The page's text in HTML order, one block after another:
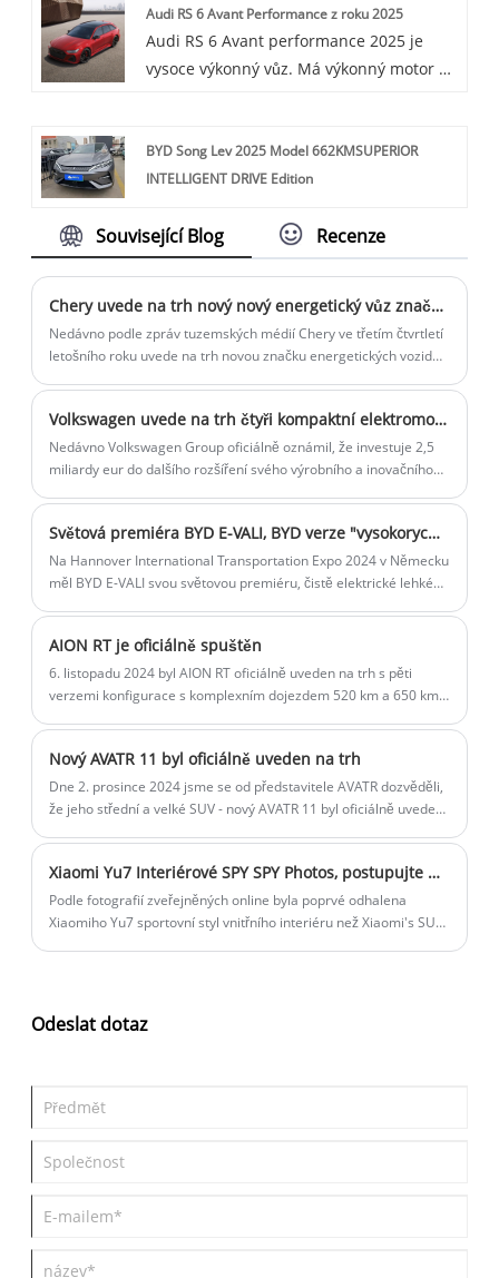
je nový čistě elektrický luxusní sedan,
který se Mercedes Benz chystá uvést na
trh, poskytující pokročilé elektrické
elektrických vozidel Mercedes Benz.
Audi RS 6 Avant Performance z roku 2025
Audi RS 6 Avant performance 2025 je
vysoce výkonný vůz. Má výkonný motor V8
nabízí různé stylové a výkonové balíčky.
BYD Song Lev 2025 Model 662KMSUPERIOR
INTELLIGENT DRIVE Edition
Související Blog Recenze
Chery uvede na trh nový nový energetický vůz značky „yueji“
Nedávno podle zpráv tuzemských médií Chery ve třetím čtvrtletí
letošního roku uvede na trh novou značku energetických vozidel.
Volkswagen uvede na trh čtyři kompaktní elektromobily na platformě CMP
Nedávno Volkswagen Group oficiálně oznámil, že investuje 2,5
miliardy eur do dalšího rozšíření svého výrobního a inovačního
značky Volkswagen společně vyvinutých skupinou a Xpeng.
Motory.
Světová premiéra BYD E-VALI, BYD verze "vysokorychlostní železnice" přichází! Vnitřní prostor je obrovský
Na Hannover International Transportation Expo 2024 v Německu
měl BYD E-VALI svou světovou premiéru, čistě elektrické lehké
trh, aby vyhovovalo potřebám dodávek na poslední míli.
AION RT je oficiálně spuštěn
6. listopadu 2024 byl AION RT oficiálně uveden na trh s pěti
verzemi konfigurace s komplexním dojezdem 520 km a 650 km.
model je vybaven Lidarem, využitím pokročilého inteligentního
řízení a dodáním na trh.
Nový AVATR 11 byl oficiálně uveden na trh
Dne 2. prosince 2024 jsme se od představitele AVATR dozvěděli,
že jeho střední a velké SUV - nový AVATR 11 byl oficiálně uveden
Xiaomi Yu7 Interiérové ​​SPY SPY Photos, postupujte mnohem více než pohyb Su7, rozhlédněte se kolem obrazovky projekce odhalit
Podle fotografií zveřejněných online byla poprvé odhalena
Xiaomiho Yu7 sportovní styl vnitřního interiéru než Xiaomi's SU7
Odeslat dotaz